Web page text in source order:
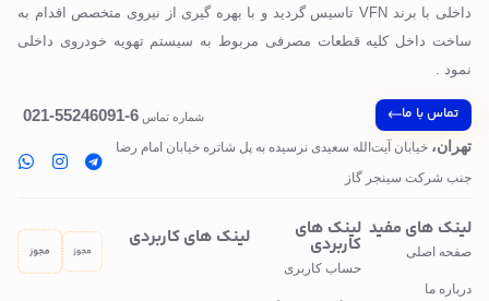
داخلی با برند VFN تاسیس گردید و با بهره گیری از نیروی متخصص اقدام به
ساخت داخل کلیه قطعات مصرفی مربوط به سیستم تهویه خودروی داخلی
نمود .
تماس با ما شماره تماس 6-55246091-021
تهران، خیابان آیت‌الله سعیدی نرسیده به پل‌ شاتره خیابان امام رضا
جنب شرکت سینجر گاز
لینک های مفید
صفحه اصلی
درباره ما
لینک های
کاربردی
حساب کاربری
لینک های کاربردی